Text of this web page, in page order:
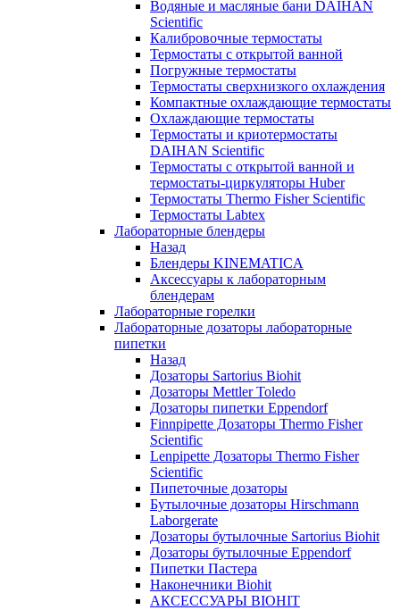
Водяные и масляные бани DAIHAN
Scientific
Калибровочные термостаты
Термостаты с открытой ванной
Погружные термостаты
Термостаты сверхнизкого охлаждения
Компактные охлаждающие термостаты
Охлаждающие термостаты
Термостаты и криотермостаты
DAIHAN Scientific
Термостаты с открытой ванной и
термостаты-циркуляторы Huber
Термостаты Thermo Fisher Scientific
Термостаты Labtex
Лабораторные блендеры
Назад
Блендеры KINEMATICA
Аксессуары к лабораторным
блендерам
Лабораторные горелки
Лабораторные дозаторы лабораторные
пипетки
Назад
Дозаторы Sartorius Biohit
Дозаторы Mettler Toledo
Дозаторы пипетки Eppendorf
Finnpipette Дозаторы Thermo Fisher
Scientific
Lenpipette Дозаторы Thermo Fisher
Scientific
Пипеточные дозаторы
Бутылочные дозаторы Hirschmann
Laborgerate
Дозаторы бутылочные Sartorius Biohit
Дозаторы бутылочные Eppendorf
Пипетки Пастера
Наконечники Biohit
АКСЕССУАРЫ BIOHIT